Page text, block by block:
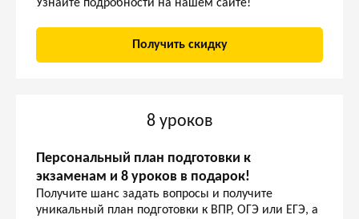
Узнайте подробности на нашем сайте!
Получить скидку
8 уроков
Персональный план подготовки к
экзаменам и 8 уроков в подарок!
Получите шанс задать вопросы и получите
уникальный план подготовки к ВПР, ОГЭ или ЕГЭ, а